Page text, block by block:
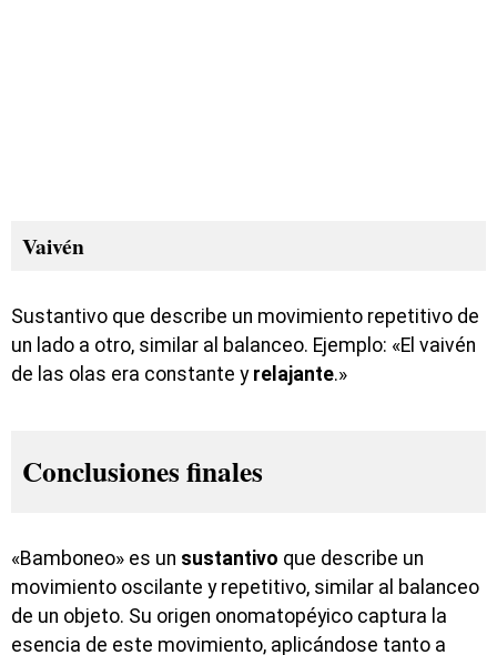
Vaivén
Sustantivo que describe un movimiento repetitivo de
un lado a otro, similar al balanceo. Ejemplo: «El vaivén
de las olas era constante y relajante.»
Conclusiones finales
«Bamboneo» es un sustantivo que describe un
movimiento oscilante y repetitivo, similar al balanceo
de un objeto. Su origen onomatopéyico captura la
esencia de este movimiento, aplicándose tanto a